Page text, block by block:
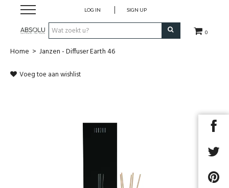
0
LOG IN SIGN UP
Webshop Dames
Home > Janzen - Diffuser Earth 46
Voeg toe aan wishlist